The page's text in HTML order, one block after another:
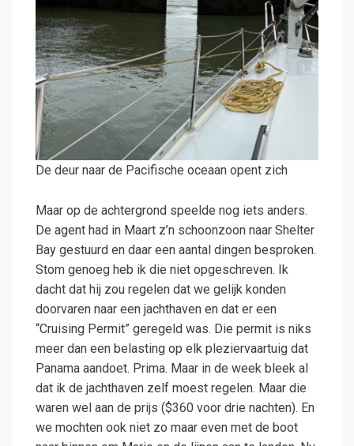
De deur naar de Pacifische oceaan opent zich
Maar op de achtergrond speelde nog iets anders.
De agent had in Maart z’n schoonzoon naar Shelter
Bay gestuurd en daar een aantal dingen besproken.
Stom genoeg heb ik die niet opgeschreven. Ik
dacht dat hij zou regelen dat we gelijk konden
doorvaren naar een jachthaven en dat er een
“Cruising Permit” geregeld was. Die permit is niks
meer dan een belasting op elk pleziervaartuig dat
Panama aandoet. Prima. Maar in de week bleek al
dat ik de jachthaven zelf moest regelen. Maar die
waren wel aan de prijs ($360 voor drie nachten). En
we mochten ook niet zo maar even met de boot